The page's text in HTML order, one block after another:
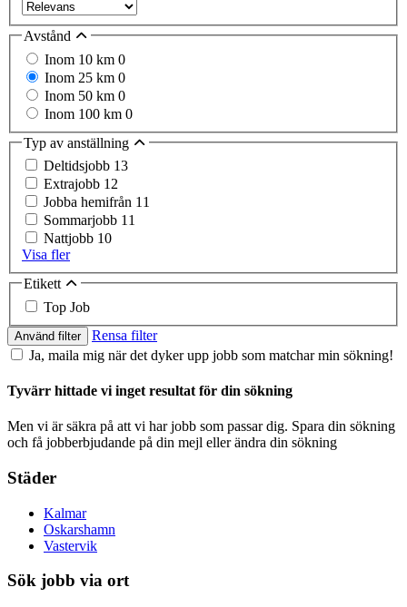
Avstånd
Inom 10 km 0
Inom 25 km 0
Inom 50 km 0
Inom 100 km 0
Typ av anställning
Deltidsjobb 13
Extrajobb 12
Jobba hemifrån 11
Sommarjobb 11
Nattjobb 10
Visa fler
Etikett
Top Job
Använd filter
Rensa filter
Ja, maila mig när det dyker upp jobb som matchar min sökning!
Tyvärr hittade vi inget resultat för din sökning
Men vi är säkra på att vi har jobb som passar dig. Spara din sökning
och få jobberbjudande på din mejl eller ändra din sökning
Städer
Kalmar
Oskarshamn
Vastervik
Sök jobb via ort